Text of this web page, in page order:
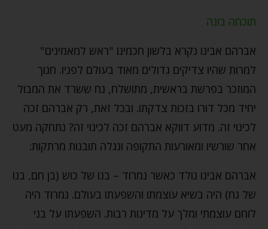
תוכחה בונה
אברהם אבינו נקרא בלשון חכמינו "ראש למאמינים"
למרות שהיו צדיקים גדולים מאוד בעולם לפניו. חנוך
המוזכר בפרשת בראשית, מתושלח, נח ששרד את המבול
יחיד מכל דורו בזכות צדקתו. ובכל זאת, רק אברהם זכה
לכינוי זה. מדוע דווקא אברהם זכה לכינוי זה? נתחקה מעט
אחר שורשיו ומאורעות התקופה ונגלה תובנות מרתקות:
אברהם אבינו נולד כאשר נמרוד – בנו של כוש (בן חם, בנו
של נח) היה בשיא עוצמתו והשפעתו בעולם. נמרוד היה
לוחם עוצמתי ומלך על מדינות רבות. השפעתו על בני